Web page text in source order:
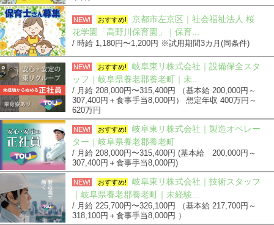
NEW! おすすめ!
京都市左京区｜社会福祉法人 桜
花学園「高野川保育園」｜保育...
/ 時給 1,180円〜1,200円 ※試用期間3カ月(同条件)
NEW! おすすめ!
岐阜東リ株式会社｜設備保全スタ
ッフ｜岐阜県養老郡養老町｜未...
/ 月給 208,000円〜315,400円 （基本給 200,000円～
307,400円＋食事手当8,000円） 想定年収 400万円～
620万円
NEW! おすすめ!
岐阜東リ株式会社｜製造オペレー
ター｜岐阜県養老郡養老町
/ 月給 208,000円〜315,400円 (基本給 200,000円～
307,400円＋食事手当8,000円)
NEW! おすすめ!
岐阜東リ株式会社｜技術スタッフ
｜岐阜県養老郡養老町｜未経験...
/ 月給 225,700円〜326,100円 （基本給 217,700円～
318,100円＋食事手当8,000円 ）